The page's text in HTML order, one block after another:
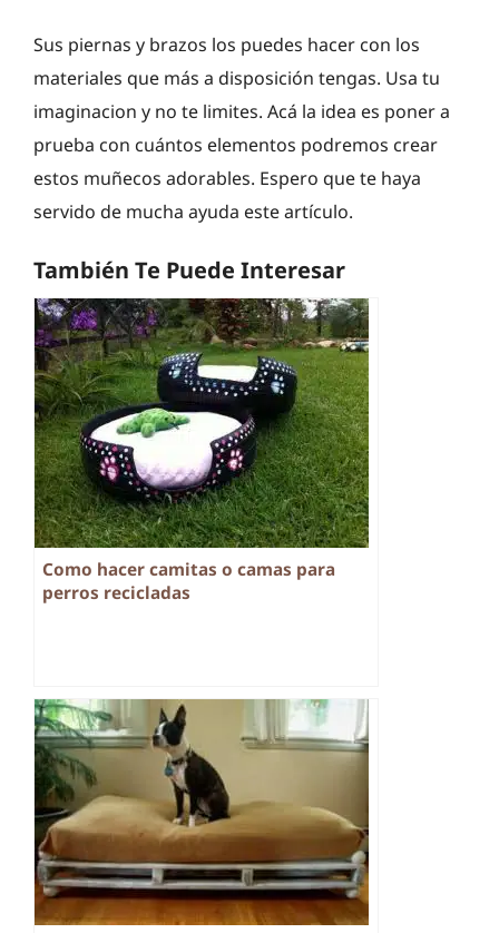
Sus piernas y brazos los puedes hacer con los
materiales que más a disposición tengas. Usa tu
imaginacion y no te limites. Acá la idea es poner a
prueba con cuántos elementos podremos crear
estos muñecos adorables. Espero que te haya
servido de mucha ayuda este artículo.
También Te Puede Interesar
Como hacer camitas o camas para
perros recicladas